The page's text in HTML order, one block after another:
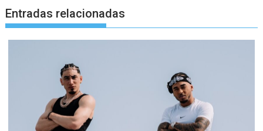
Entradas relacionadas